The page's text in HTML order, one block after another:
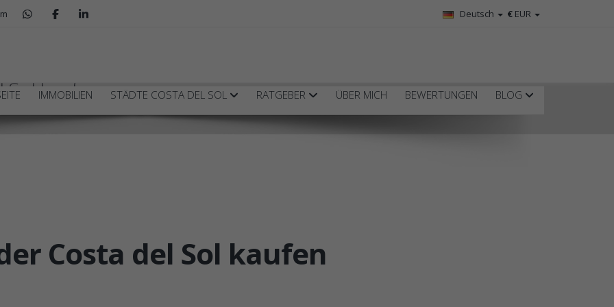
€ EUR
Deutsch
IMMOBILIEN STÄDTE COSTA DEL SOL RATGEBER ÜBER MICH BEWERTUNGEN BLOG
kaufen
Costa del Sol kaufen